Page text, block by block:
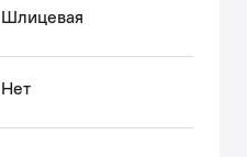
Шлицевая
Нет